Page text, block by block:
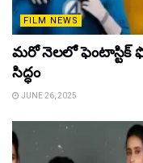
FILM NEWS
మరో నెలలో ఫెంటాస్టిక్
సిద్ధం
JUNE 26, 2025